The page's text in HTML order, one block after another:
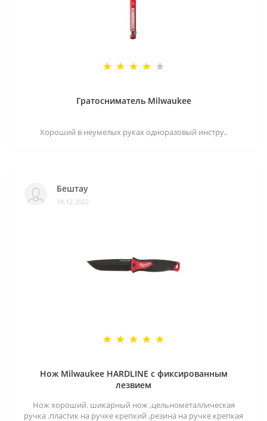
Гратосниматель Milwaukee
Хороший в неумелых руках одноразовый инстру..
Бештау
18.12.2022
Нож Milwaukee HARDLINE с фиксированным
лезвием
Нож хороший. шикарный нож ,цельнометаллическая
ручка .пластик на ручке крепкий ,резина на ручке крепкая